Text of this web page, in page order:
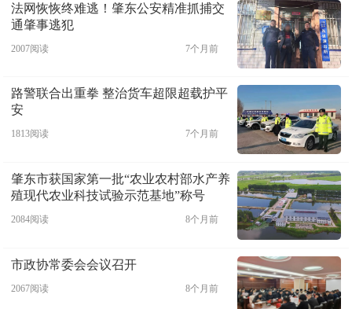
法网恢恢终难逃！肇东公安精准抓捕交
通肇事逃犯
2007阅读 7个月前
路警联合出重拳 整治货车超限超载护平
安
1813阅读 7个月前
肇东市获国家第一批“农业农村部水产养
殖现代农业科技试验示范基地”称号
2084阅读 8个月前
市政协常委会会议召开
2067阅读 8个月前